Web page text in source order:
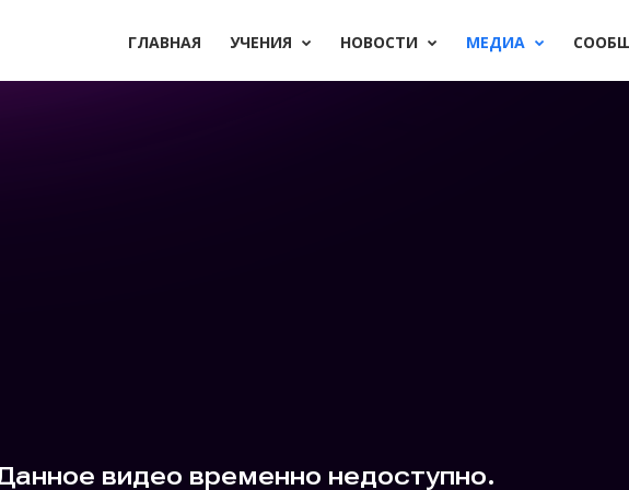
ГЛАВНАЯ УЧЕНИЯ НОВОСТИ МЕДИА